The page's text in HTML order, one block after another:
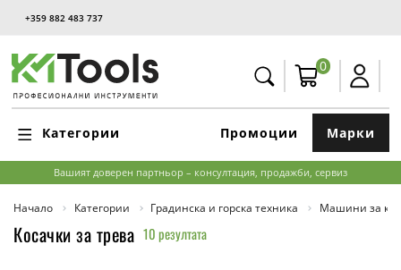
+359 882 483 737
0
Категории Марки
Промоции
Вашият доверен партньор – консултация, продажби, сервиз
Начало Категории Градинска и горска техника Машини за
Косачки за трева 10 резултата